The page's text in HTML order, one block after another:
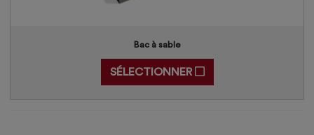
Bac à sable
SÉLECTIONNER